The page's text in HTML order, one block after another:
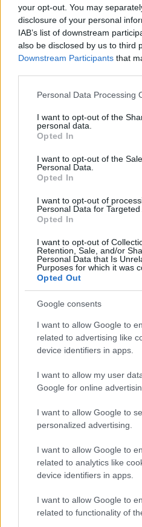
your opt-out. You may
disclosure of your personal
IAB’s list of downstream
also be disclosed by us to third
Downstream Participants that
Please note that this website/
not limited to your visit or
grant or deny consent to
use your data for below
consent section.
Personal Data Processing
I want to opt-out of the
personal data.
Opted In
I want to opt-out of the
Personal Data.
Opted In
I want to opt-out of
Personal Data for Targeted
Opted In
I want to opt-out of
Retention, Sale, and/or
Personal Data that Is
Purposes for which it was
Opted Out
Google consents
I want to allow Google to
related to advertising like
device identifiers in apps.
I want to allow my user
Google for online
I want to allow Google to
personalized advertising.
I want to allow Google to
related to analytics like
device identifiers in apps.
I want to allow Google to
related to functionality of
παντού…